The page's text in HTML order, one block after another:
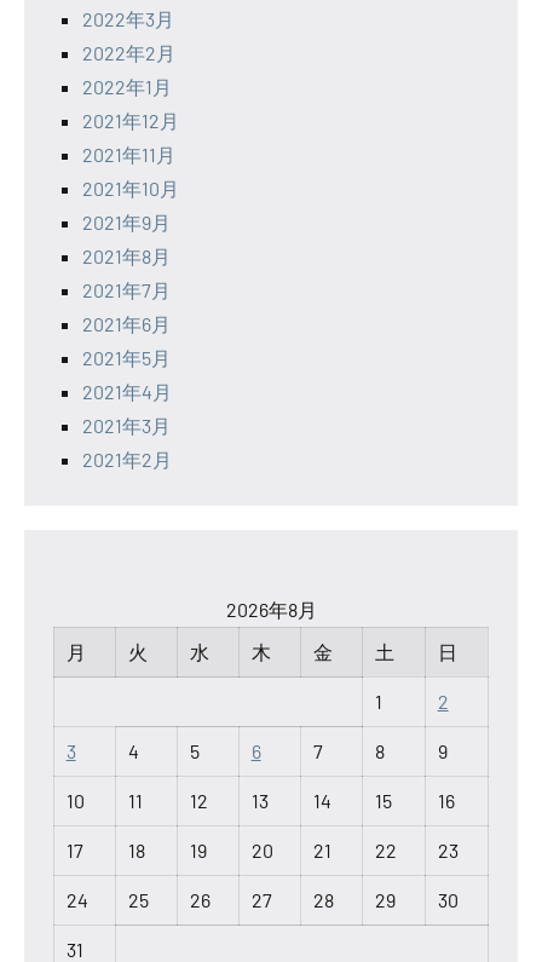
2022年3月
2022年2月
2022年1月
2021年12月
2021年11月
2021年10月
2021年9月
2021年8月
2021年7月
2021年6月
2021年5月
2021年4月
2021年3月
2021年2月
2026年8月
月
火 水 木 金 土 日
1 2
3 4 5 6 7 8 9
10 11 12 13 14 15 16
17 18 19 20 21 22 23
24 25 26 27 28 29 30
31